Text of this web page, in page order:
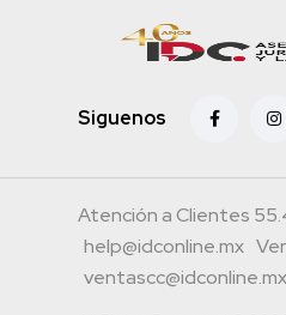
Siguenos
Atención a Clientes
help@idconline.mx
ventascc@idconline.mx